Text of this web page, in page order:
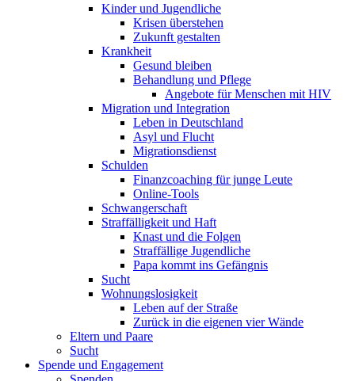
Kinder und Jugendliche
Krisen überstehen
Zukunft gestalten
Krankheit
Gesund bleiben
Behandlung und Pflege
Angebote für Menschen mit HIV
Migration und Integration
Leben in Deutschland
Asyl und Flucht
Migrationsdienst
Schulden
Finanzcoaching für junge Leute
Online-Tools
Schwangerschaft
Straffälligkeit und Haft
Knast und die Folgen
Straffällige Jugendliche
Papa kommt ins Gefängnis
Sucht
Wohnungslosigkeit
Leben auf der Straße
Zurück in die eigenen vier Wände
Eltern und Paare
Sucht
Spende und Engagement